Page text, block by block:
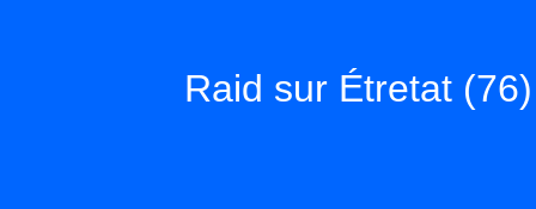
Raid sur Étretat